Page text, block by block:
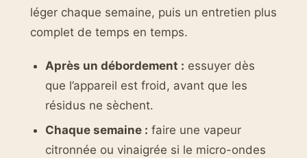
léger chaque semaine, puis un entretien plus
complet de temps en temps.
Après un débordement : essuyer dès
que l’appareil est froid, avant que les
résidus ne sèchent.
Chaque semaine : faire une vapeur
citronnée ou vinaigrée si le micro-ondes